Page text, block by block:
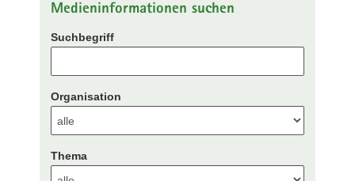
Medieninformationen suchen
Suchbegriff
Organisation
Thema